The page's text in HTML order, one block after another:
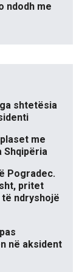
ndodh me
shtetësia
me
Shqipëria
Pogradec.
pritet
të ndryshojë
në aksident